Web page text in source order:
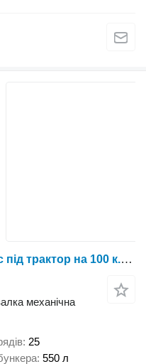
Agro-Masz Сівалка, комплекс під трактор на 100 к.с.!!!
механічна
25
550 л